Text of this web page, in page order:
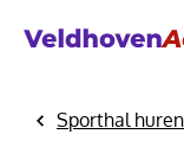
HomeSporthal huren